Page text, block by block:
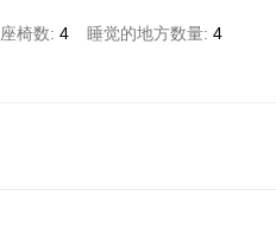
座椅数 4 睡觉的地方数量 4